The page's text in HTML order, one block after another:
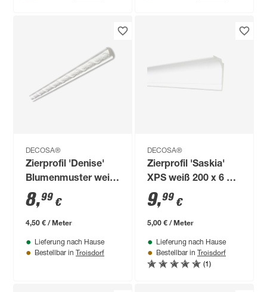
DECOSA®
Zierprofil 'Denise'
Blumenmuster weiß
200 x 3,1 x 3,1 cm
8,99 €
4,50 € / Meter
Lieferung nach Hause
Bestellbar in Troisdorf
DECOSA®
Zierprofil 'Saskia'
XPS weiß 200 x 6 x 1
cm
9,99 €
5,00 € / Meter
Lieferung nach Hause
Bestellbar in Troisdorf
(1)